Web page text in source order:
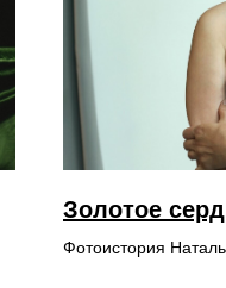
Золотое
Фотоистория